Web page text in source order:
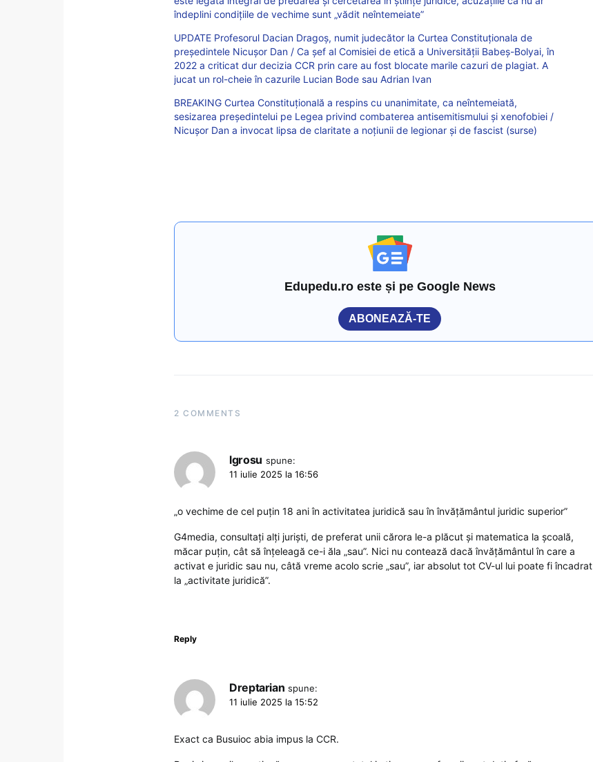
îndeplini condițiile de vechime sunt „vădit neîntemeiate”
UPDATE Profesorul Dacian Dragoș, numit judecător la Curtea Constituționala de
președintele Nicușor Dan / Ca șef al Comisiei de etică a Universității Babeș-Bolyai, în
2022 a criticat dur decizia CCR prin care au fost blocate marile cazuri de plagiat. A
jucat un rol-cheie în cazurile Lucian Bode sau Adrian Ivan
BREAKING Curtea Constituțională a respins cu unanimitate, ca neîntemeiată,
sesizarea preşedintelui pe Legea privind combaterea antisemitismului şi xenofobiei /
Nicușor Dan a invocat lipsa de claritate a noţiunii de legionar şi de fascist (surse)
Edupedu.ro este și pe Google News
ABONEAZĂ-TE
2 COMMENTS
lgrosu spune:
11 iulie 2025 la 16:56
„o vechime de cel puţin 18 ani în activitatea juridică sau în învăţământul juridic superior”
G4media, consultați alți juriști, de preferat unii cărora le-a plăcut și matematica la școală,
măcar puțin, cât să înțeleagă ce-i ăla „sau”. Nici nu contează dacă învățământul în care a
activat e juridic sau nu, câtă vreme acolo scrie „sau”, iar absolut tot CV-ul lui poate fi încadrat
la „activitate juridică”.
Reply
Dreptarian spune:
11 iulie 2025 la 15:52
Exact ca Busuioc abia impus la CCR.